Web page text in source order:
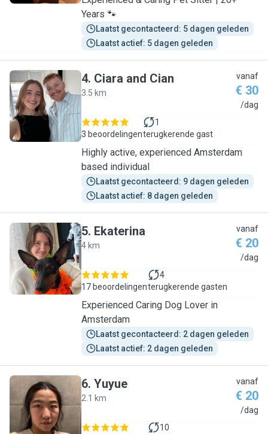
Years 🐾
Laatst gecontacteerd: 5 dagen geleden
Laatst actief: 5 dagen geleden
C
4. Ciara and Cian
3.5 km
vanaf
€ 30
/dag
3 beoordelingen
1
terugkerende gast
Highly active, experienced Amsterdam
based individual
Laatst gecontacteerd: 9 dagen geleden
Laatst actief: 8 dagen geleden
E
5. Ekaterina
4 km
vanaf
€ 20
/dag
17 beoordelingen
4
terugkerende gasten
Experienced Caring Dog Lover in
Amsterdam
Laatst gecontacteerd: 2 dagen geleden
Laatst actief: 2 dagen geleden
Y
6. Yuyue
2.1 km
vanaf
€ 20
/dag
10